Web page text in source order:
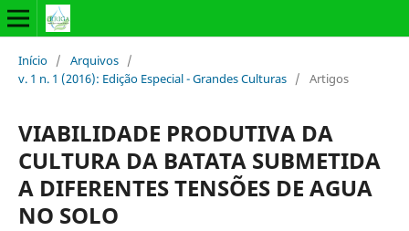
Início / Arquivos /
v. 1 n. 1 (2016): Edição Especial - Grandes Culturas / Artigos
VIABILIDADE PRODUTIVA DA
CULTURA DA BATATA SUBMETIDA
A DIFERENTES TENSÕES DE AGUA
NO SOLO